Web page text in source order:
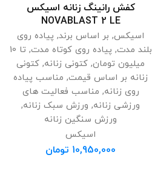
انتخاب گزینه ها
کفش رانینگ زنانه اسیکس
NOVABLAST 2 LE
اسیکس, بر اساس برند, پیاده روی
بلند مدت, پیاده روی کوتاه مدت,
تا 10
میلیون تومان, کتونی زنانه, کتونی
زنانه بر اساس قیمت, مناسب پیاده
روی زنانه, مناسب فعالیت های
ورزشی زنانه, ورزش سبک زنانه,
ورزش سنگین زنانه
اسیکس
10,950,000 تومان